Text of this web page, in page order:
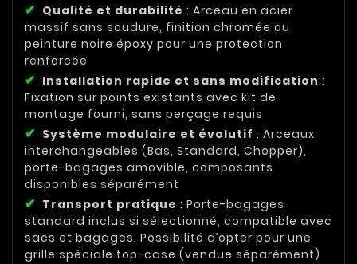
Qualité et durabilité : Arceau en acier
massif sans soudure, finition chromée ou
peinture noire époxy pour une protection
renforcée
Installation rapide et sans modification :
Fixation sur points existants avec kit de
montage fourni, sans perçage requis
Système modulaire et évolutif : Arceaux
interchangeables (Bas, Standard, Chopper),
porte-bagages amovible, composants
disponibles séparément
Transport pratique : Porte-bagages
standard inclus si sélectionné, compatible avec
sacs et bagages. Possibilité d’opter pour une
grille spéciale top-case (vendue séparément)